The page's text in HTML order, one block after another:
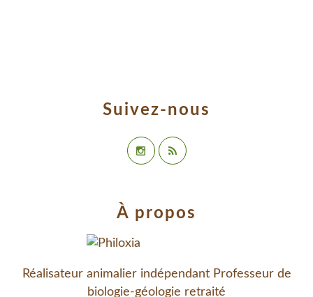
Suivez-nous
À propos
Réalisateur animalier indépendant Professeur de
biologie-géologie retraité